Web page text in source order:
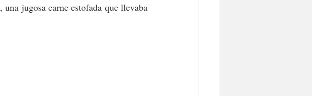
, una jugosa carne estofada que llevaba